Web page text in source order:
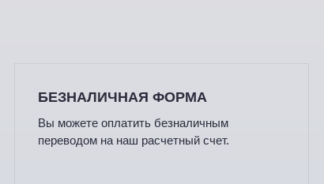
БЕЗНАЛИЧНАЯ ФОРМА
Вы можете оплатить безналичным
переводом на наш расчетный счет.